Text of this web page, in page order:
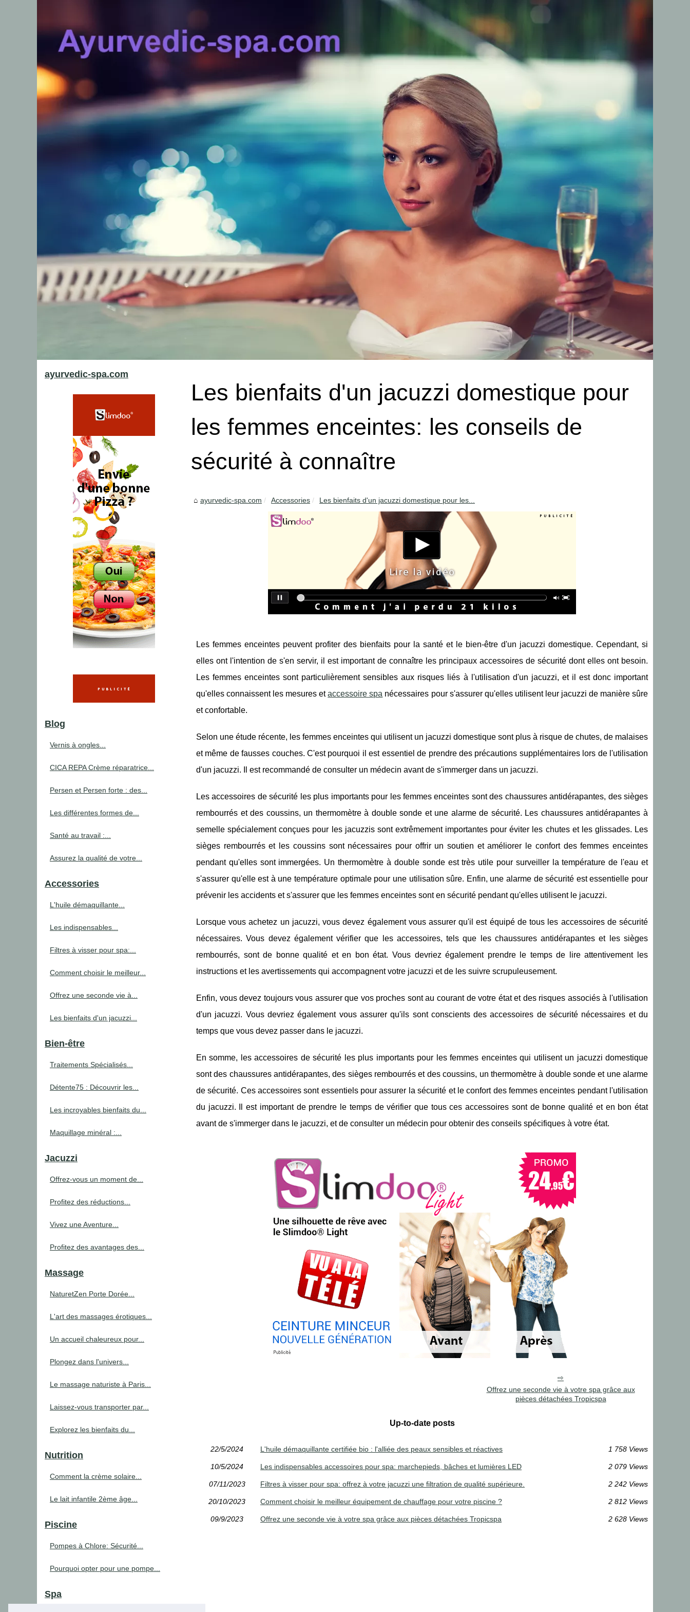
Les bienfaits d'un jacuzzi domestique pour
les femmes enceintes: les conseils de
sécurité à connaître
ayurvedic-spa.com Accessories Les bienfaits d'un jacuzzi domestique pour les...
Les femmes enceintes peuvent profiter des bienfaits pour la santé et le bien-être d'un jacuzzi domestique. Cependant, si
elles ont l'intention de s'en servir, il est important de connaître les principaux accessoires de sécurité dont elles ont besoin.
Les femmes enceintes sont particulièrement sensibles aux risques liés à l'utilisation d'un jacuzzi, et il est donc important
qu'elles connaissent les mesures etaccessoire spa nécessaires pour s'assurer qu'elles utilisent leur jacuzzi de manière sûre
et confortable.
Selon une étude récente, les femmes enceintes qui utilisent un jacuzzi domestique sont plus à risque de chutes, de malaises
et même de fausses couches. C'est pourquoi il est essentiel de prendre des précautions supplémentaires lors de l'utilisation
d'un jacuzzi. Il est recommandé de consulter un médecin avant de s'immerger dans un jacuzzi.
Les accessoires de sécurité les plus importants pour les femmes enceintes sont des chaussures antidérapantes, des sièges
rembourrés et des coussins, un thermomètre à double sonde et une alarme de sécurité. Les chaussures antidérapantes à
semelle spécialement conçues pour les jacuzzis sont extrêmement importantes pour éviter les chutes et les glissades. Les
sièges rembourrés et les coussins sont nécessaires pour offrir un soutien et améliorer le confort des femmes enceintes
pendant qu'elles sont immergées. Un thermomètre à double sonde est très utile pour surveiller la température de l'eau et
s'assurer qu'elle est à une température optimale pour une utilisation sûre. Enfin, une alarme de sécurité est essentielle pour
prévenir les accidents et s'assurer que les femmes enceintes sont en sécurité pendant qu'elles utilisent le jacuzzi.
Lorsque vous achetez un jacuzzi, vous devez également vous assurer qu'il est équipé de tous les accessoires de sécurité
nécessaires. Vous devez également vérifier que les accessoires, tels que les chaussures antidérapantes et les sièges
rembourrés, sont de bonne qualité et en bon état. Vous devriez également prendre le temps de lire attentivement les
instructions et les avertissements qui accompagnent votre jacuzzi et de les suivre scrupuleusement.
Enfin, vous devez toujours vous assurer que vos proches sont au courant de votre état et des risques associés à l'utilisation
d'un jacuzzi. Vous devriez également vous assurer qu'ils sont conscients des accessoires de sécurité nécessaires et du
temps que vous devez passer dans le jacuzzi.
En somme, les accessoires de sécurité les plus importants pour les femmes enceintes qui utilisent un jacuzzi domestique
sont des chaussures antidérapantes, des sièges rembourrés et des coussins, un thermomètre à double sonde et une alarme
de sécurité. Ces accessoires sont essentiels pour assurer la sécurité et le confort des femmes enceintes pendant l'utilisation
du jacuzzi. Il est important de prendre le temps de vérifier que tous ces accessoires sont de bonne qualité et en bon état
avant de s'immerger dans le jacuzzi, et de consulter un médecin pour obtenir des conseils spécifiques à votre état.
Offrez une seconde vie à votre spa grâce aux
pièces détachées Tropicspa
Up-to-date posts
22/5/2024 L'huile démaquillante certifiée bio : l'alliée des peaux sensibles et réactives 1 758 Views
10/5/2024 Les indispensables accessoires pour spa: marchepieds, bâches et lumières LED 2 079 Views
07/11/2023 Filtres à visser pour spa: offrez à votre jacuzzi une filtration de qualité supérieure. 2 242 Views
20/10/2023 Comment choisir le meilleur équipement de chauffage pour votre piscine ? 2 812 Views
09/9/2023 Offrez une seconde vie à votre spa grâce aux pièces détachées Tropicspa 2 628 Views
ayurvedic-spa.com
Blog
Vernis à ongles...
CICA REPA Crème réparatrice...
Persen et Persen forte : des...
Les différentes formes de...
Santé au travail :...
Assurez la qualité de votre...
Accessories
L'huile démaquillante...
Les indispensables...
Filtres à visser pour spa:...
Comment choisir le meilleur...
Offrez une seconde vie à...
Les bienfaits d'un jacuzzi...
Bien-être
Traitements Spécialisés...
Détente75 : Découvrir les...
Les incroyables bienfaits du...
Maquillage minéral :...
Jacuzzi
Offrez-vous un moment de...
Profitez des réductions...
Vivez une Aventure...
Profitez des avantages des...
Massage
NaturetZen Porte Dorée...
L'art des massages érotiques...
Un accueil chaleureux pour...
Plongez dans l'univers...
Le massage naturiste à Paris...
Laissez-vous transporter par...
Explorez les bienfaits du...
Nutrition
Comment la crème solaire...
Le lait infantile 2ème âge...
Piscine
Pompes à Chlore: Sécurité...
Pourquoi opter pour une pompe...
Spa